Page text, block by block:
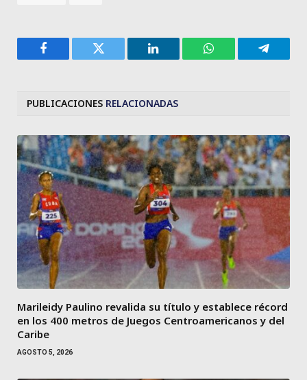
Facebook Twitter LinkedIn WhatsApp
PUBLICACIONES RELACIONADAS
Marileidy Paulino revalida su título y establece récord
en los 400 metros de Juegos Centroamericanos y del
Caribe
AGOSTO 5, 2026